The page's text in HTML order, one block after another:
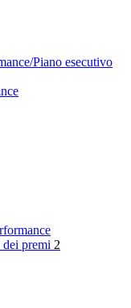
Piano esecutivo
premi 2